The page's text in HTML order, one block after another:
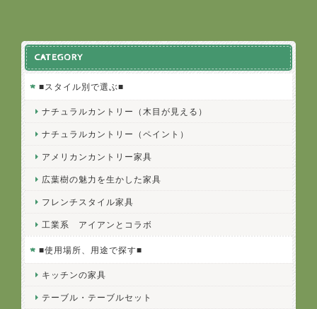
CATEGORY
■スタイル別で選ぶ■
ナチュラルカントリー（木目が見える）
ナチュラルカントリー（ペイント）
アメリカンカントリー家具
広葉樹の魅力を生かした家具
フレンチスタイル家具
工業系 アイアンとコラボ
■使用場所、用途で探す■
キッチンの家具
テーブル・テーブルセット